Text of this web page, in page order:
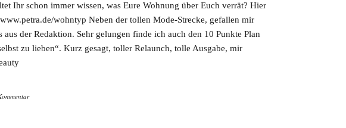
Ihr schon immer wissen, was Eure Wohnung über Euch verrät? Hier
wohntyp Neben der tollen Mode-Strecke, gefallen mir
aus der Redaktion. Sehr gelungen finde ich auch den 10 Punkte Plan
zu lieben“. Kurz gesagt, toller Relaunch, tolle Ausgabe, mir